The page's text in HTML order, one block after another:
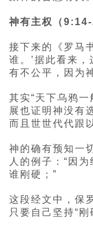
神有主权（9:14-
接下来的《罗马
谁。’据此看来
有不公平，因为
其实“天下乌鸦
展也证明神没有
而且世世代代跟
神的确有预知一
人的例子：“因
谁刚硬；”
这段经文中，保
只要自己坚持“